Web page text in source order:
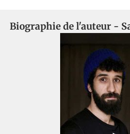
Biographie de l'auteur -